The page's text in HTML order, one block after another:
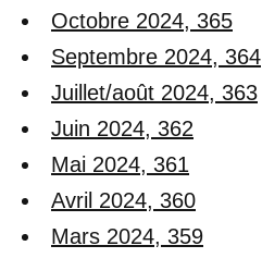
Octobre 2024, 365
Septembre 2024, 364
Juillet/août 2024, 363
Juin 2024, 362
Mai 2024, 361
Avril 2024, 360
Mars 2024, 359